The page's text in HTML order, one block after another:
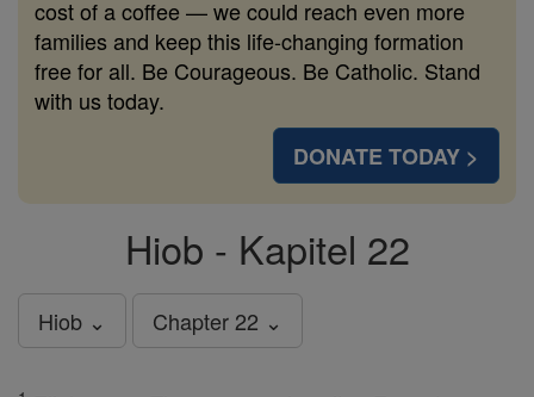
cost of a coffee — we could reach even more
families and keep this life-changing formation
free for all. Be Courageous. Be Catholic. Stand
with us today.
DONATE TODAY >
Hiob - Kapitel 22
Hiob ⌄ Chapter 22 ⌄